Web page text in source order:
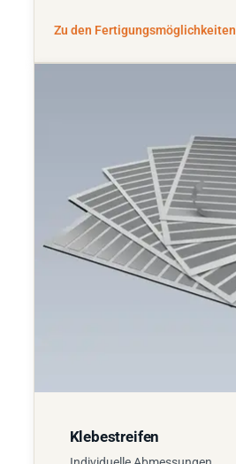
Zu den Fertigungsmöglichkeiten
Klebestreifen